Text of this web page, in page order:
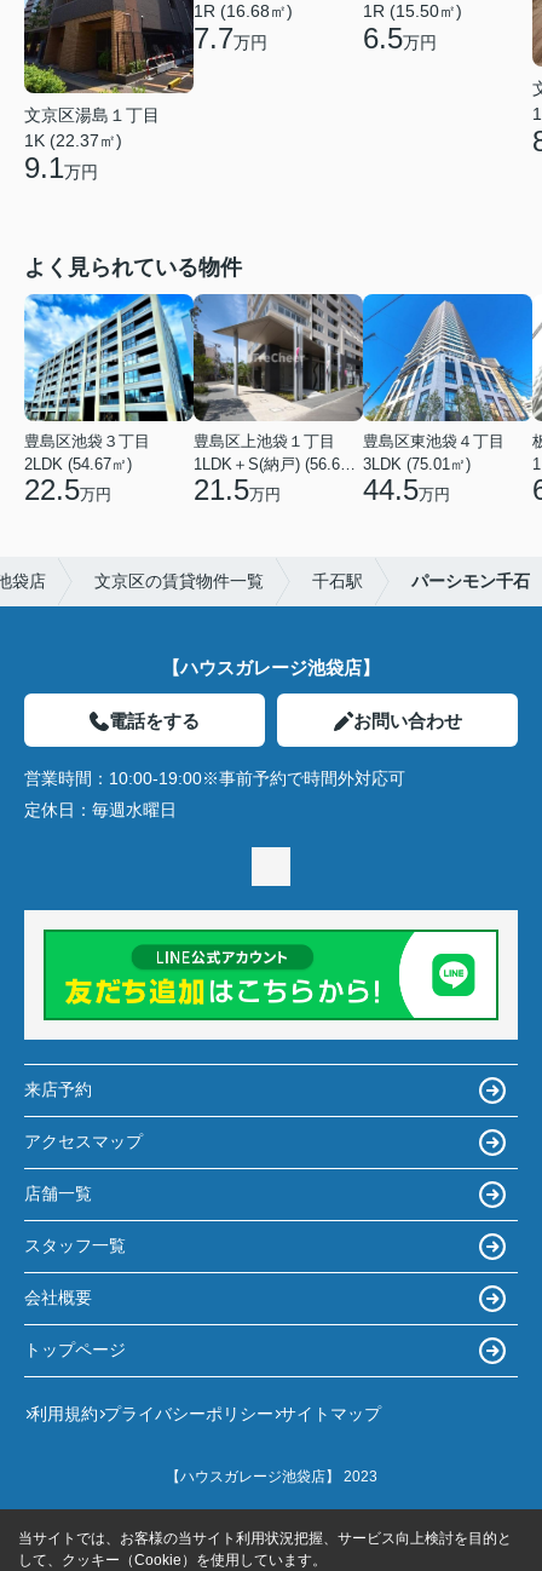
文京区湯島１丁目
1K (22.37㎡)
9.1万円
1R (16.68㎡)
7.7万円
1R (15.50㎡)
6.5万円
よく見られている物件
豊島区池袋３丁目
2LDK (54.67㎡)
22.5万円
豊島区上池袋１丁目
21.5万円
豊島区東池袋４丁目
3LDK (75.01㎡)
44.5万円
袋店 文京区の賃貸物件一覧 千石駅 パーシモン千石
【ハウスガレージ池袋店】
電話をする お問い合わせ
営業時間： 10:00-19:00※事前予約で時間外対応可
定休日： 毎週水曜日
来店予約
アクセスマップ
店舗一覧
スタッフ一覧
会社概要
トップページ
利用規約 プライバシーポリシー サイトマップ
【ハウスガレージ池袋店】 2023
当サイトでは、お客様の当サイト利用状況把握、サービス向上検討を目的と
して、クッキー（Cookie）を使用しています。